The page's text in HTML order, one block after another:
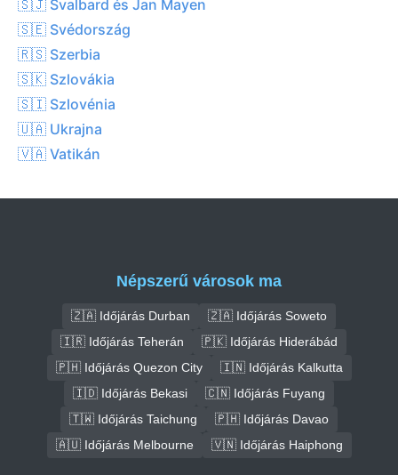
🇸🇯 Svalbard és Jan Mayen
🇸🇪 Svédország
🇷🇸 Szerbia
🇸🇰 Szlovákia
🇸🇮 Szlovénia
🇺🇦 Ukrajna
🇻🇦 Vatikán
Népszerű városok ma
🇿🇦 Időjárás Durban
🇿🇦 Időjárás Soweto
🇮🇷 Időjárás Teherán
🇵🇰 Időjárás Hiderábád
🇵🇭 Időjárás Quezon City
🇮🇳 Időjárás Kalkutta
🇮🇩 Időjárás Bekasi
🇨🇳 Időjárás Fuyang
🇹🇼 Időjárás Taichung
🇵🇭 Időjárás Davao
🇦🇺 Időjárás Melbourne
🇻🇳 Időjárás Haiphong